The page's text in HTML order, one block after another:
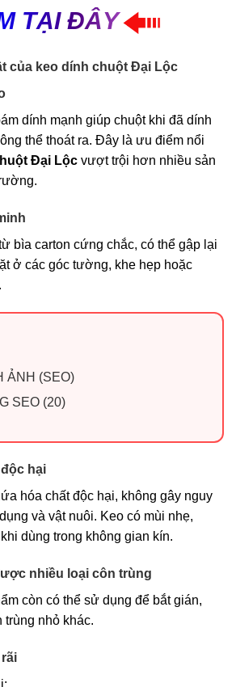
TẠI ĐÂY
của keo dính chuột Đại Lộc
dính mạnh giúp chuột khi đã dính
thể thoát ra. Đây là ưu điểm nổi
Đại Lộc vượt trội hơn nhiều sản
bìa carton cứng chắc, có thể gập lại
ở các góc tường, khe hẹp hoặc
ẢNH (SEO)
SEO (20)
hại
hóa chất độc hại, không gây nguy
và vật nuôi. Keo có mùi nhẹ,
dùng trong không gian kín.
nhiều loại côn trùng
còn có thể sử dụng để bắt gián,
trùng nhỏ khác.